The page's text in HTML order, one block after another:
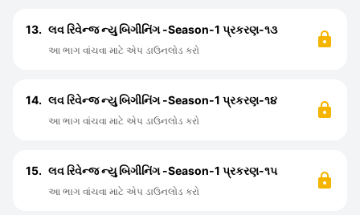
13. લવ રિવેન્જ ન્યુ બિગીનિંગ -Season-1 પ્રકરણ-૧૩
આ ભાગ વાંચવા માટે એપ ડાઉનલોડ કરો
14. લવ રિવેન્જ ન્યુ બિગીનિંગ -Season-1 પ્રકરણ-૧૪
આ ભાગ વાંચવા માટે એપ ડાઉનલોડ કરો
15. લવ રિવેન્જ ન્યુ બિગીનિંગ -Season-1 પ્રકરણ-૧૫
આ ભાગ વાંચવા માટે એપ ડાઉનલોડ કરો